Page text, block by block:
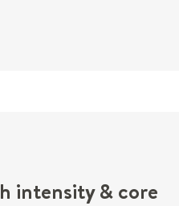
intensity & core